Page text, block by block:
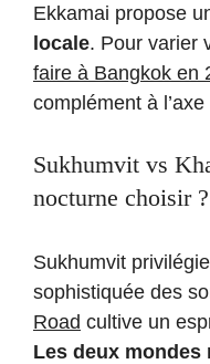
Ekkamai propose
locale. Pour varier
faire à Bangkok en
complément à
Sukhumvit vs
nocturne choisir ?
Sukhumvit
sophistiquée des
Road cultive un
Les deux